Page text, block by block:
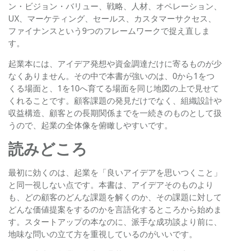
ン・ビジョン・バリュー、戦略、人材、オペレーション、
UX、マーケティング、セールス、カスタマーサクセス、
ファイナンスという9つのフレームワークで捉え直しま
す。
起業本には、アイデア発想や資金調達だけに寄るものが少
なくありません。その中で本書が強いのは、0から1をつ
くる場面と、1を10へ育てる場面を同じ地図の上で見せて
くれることです。顧客課題の発見だけでなく、組織設計や
収益構造、顧客との長期関係までを一続きのものとして扱
うので、起業の全体像を俯瞰しやすいです。
読みどころ
最初に効くのは、起業を「良いアイデアを思いつくこと」
と同一視しない点です。本書は、アイデアそのものより
も、どの顧客のどんな課題を解くのか、その課題に対して
どんな価値提案をするのかを言語化するところから始めま
す。スタートアップの本なのに、派手な成功談より前に、
地味な問いの立て方を重視しているのがいいです。